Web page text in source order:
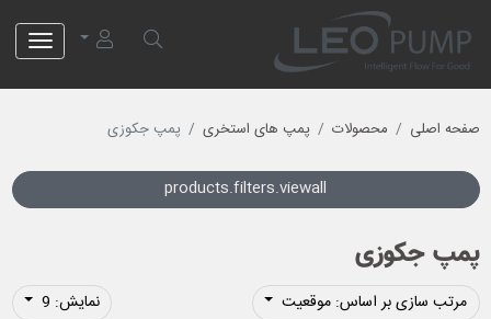
صفحه اصلی محصولات پمپ های استخری پمپ جکوزی
products.filters.viewall
پمپ جکوزی
مرتب سازی بر اساس: موقعیت نمایش: 9